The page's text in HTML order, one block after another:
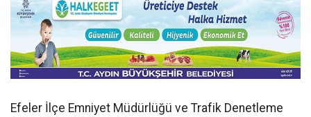
Efeler İlçe Emniyet Müdürlüğü ve Trafik Denetleme